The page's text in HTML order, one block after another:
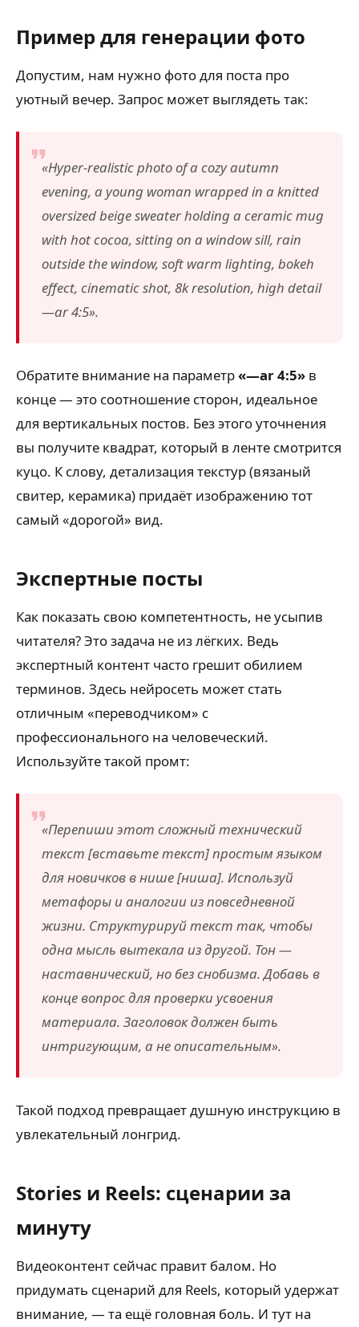
Пример для генерации фото
Допустим, нам нужно фото для поста про
уютный вечер. Запрос может выглядеть так:
«Hyper-realistic photo of a cozy autumn
evening, a young woman wrapped in a knitted
oversized beige sweater holding a ceramic mug
with hot cocoa, sitting on a window sill, rain
outside the window, soft warm lighting, bokeh
effect, cinematic shot, 8k resolution, high detail
—ar 4:5».
Обратите внимание на параметр«—ar 4:5» в
конце — это соотношение сторон, идеальное
для вертикальных постов. Без этого уточнения
вы получите квадрат, который в ленте смотрится
куцо. К слову, детализация текстур (вязаный
свитер, керамика) придаёт изображению тот
самый «дорогой» вид.
Экспертные посты
Как показать свою компетентность, не усыпив
читателя? Это задача не из лёгких. Ведь
экспертный контент часто грешит обилием
терминов. Здесь нейросеть может стать
отличным «переводчиком» с
профессионального на человеческий.
Используйте такой промт:
«Перепиши этот сложный технический
текст [вставьте текст] простым языком
для новичков в нише [ниша]. Используй
метафоры и аналогии из повседневной
жизни. Структурируй текст так, чтобы
одна мысль вытекала из другой. Тон —
наставнический, но без снобизма. Добавь в
конце вопрос для проверки усвоения
материала. Заголовок должен быть
интригующим, а не описательным».
Такой подход превращает душную инструкцию в
увлекательный лонгрид.
Stories и Reels: сценарии за
минуту
Видеоконтент сейчас правит балом. Но
придумать сценарий для Reels, который удержат
внимание, — та ещё головная боль. И тут на